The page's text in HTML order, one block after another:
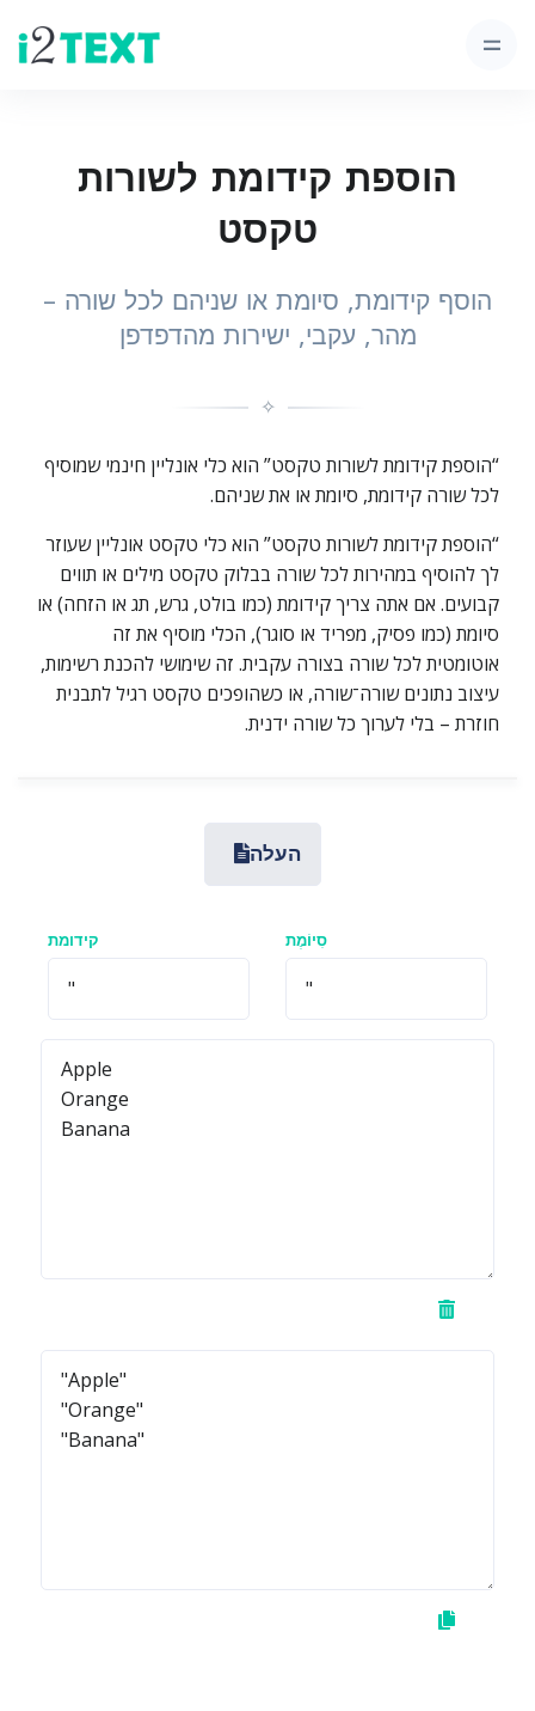
הוספת קידומת לשורות
טקסט
הוסף קידומת, סיומת או שניהם לכל שורה –
מהר, עקבי, ישירות מהדפדפן
✧
“הוספת קידומת לשורות טקסט” הוא כלי אונליין חינמי שמוסיף
לכל שורה קידומת, סיומת או את שניהם.
“הוספת קידומת לשורות טקסט” הוא כלי טקסט אונליין שעוזר
לך להוסיף במהירות לכל שורה בבלוק טקסט מילים או תווים
קבועים. אם אתה צריך קידומת (כמו בולט, גרש, תג או הזחה) או
סיומת (כמו פסיק, מפריד או סוגר), הכלי מוסיף את זה
אוטומטית לכל שורה בצורה עקבית. זה שימושי להכנת רשימות,
עיצוב נתונים שורה־שורה, או כשהופכים טקסט רגיל לתבנית
חוזרת – בלי לערוך כל שורה ידנית.
העלה
קידומת סִיוֹמֶת